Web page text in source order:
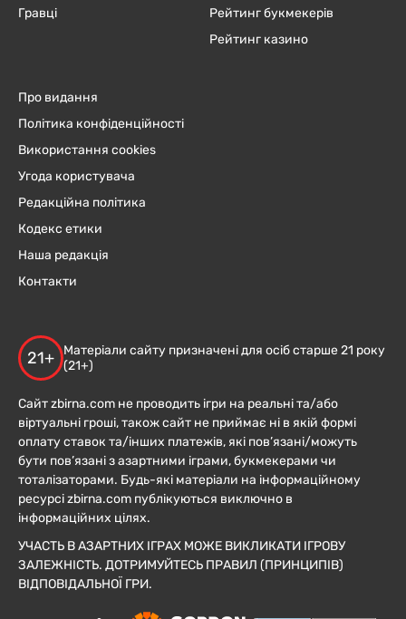
Гравці
Рейтинг букмекерів
Рейтинг казино
Про видання
Політика конфіденційності
Використання cookies
Угода користувача
Редакційна політика
Кодекс етики
Наша редакція
Контакти
21+
Матеріали сайту призначені для осіб старше 21 року
(21+)
Сайт zbirna.com не проводить ігри на реальні та/або
віртуальні гроші, також сайт не приймає ні в якій формі
оплату ставок та/інших платежів, які пов’язані/можуть
бути пов’язані з азартними іграми, букмекерами чи
тоталізаторами. Будь-які матеріали на інформаційному
ресурсі zbirna.com публікуються виключно в
інформаційних цілях.
УЧАСТЬ В АЗАРТНИХ ІГРАХ МОЖЕ ВИКЛИКАТИ ІГРОВУ
ЗАЛЕЖНІСТЬ. ДОТРИМУЙТЕСЬ ПРАВИЛ (ПРИНЦИПІВ)
ВІДПОВІДАЛЬНОЇ ГРИ.